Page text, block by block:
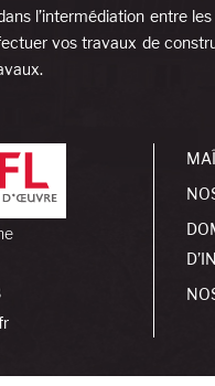
l’intermédiation entre
vos travaux de